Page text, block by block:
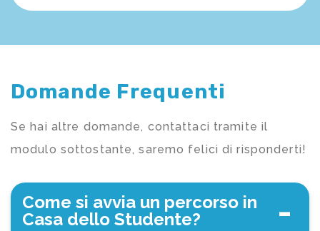
Domande Frequenti
Se hai altre domande, contattaci tramite il
modulo sottostante, saremo felici di risponderti!
Come si avvia un percorso in
Casa dello Studente?